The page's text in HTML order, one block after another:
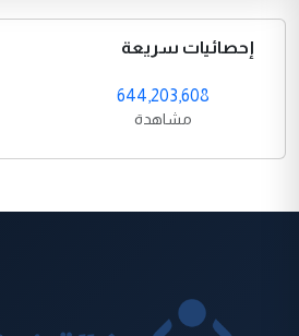
إحصائيات سريعة
644,203,608
مشاهدة